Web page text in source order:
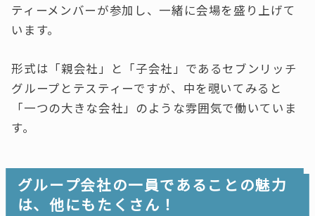
ティーメンバーが参加し、一緒に会場を盛り上げて
います。
形式は「親会社」と「子会社」であるセブンリッチ
グループとテスティーですが、中を覗いてみると
「一つの大きな会社」のような雰囲気で働いていま
す。
グループ会社の一員であることの魅力
は、他にもたくさん！